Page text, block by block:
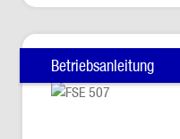
Betriebsanleitung